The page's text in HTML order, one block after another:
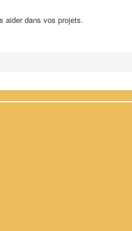
aider dans vos projets.